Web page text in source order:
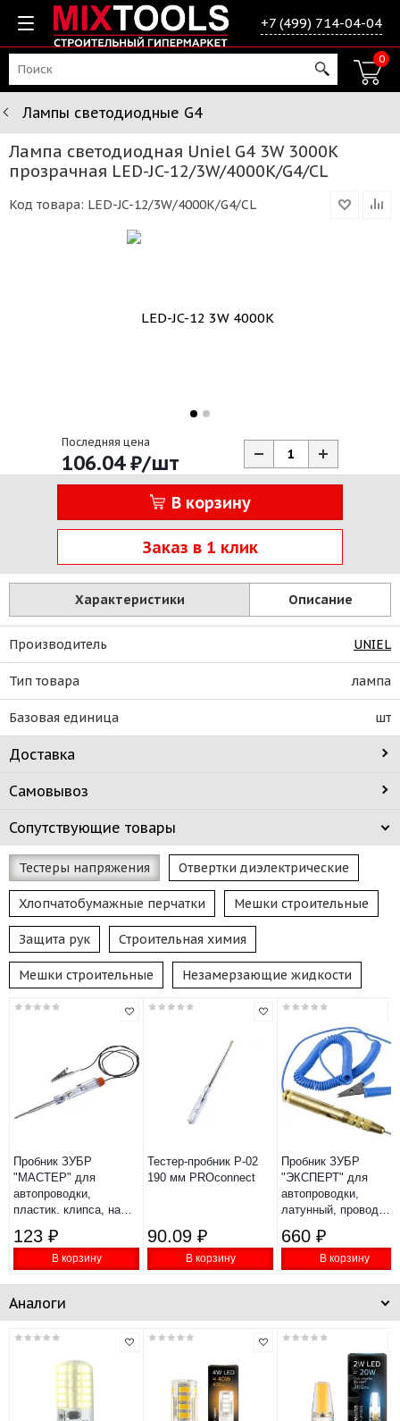
+7 (499) 714-04-04
0
Лампы светодиодные G4
Лампа светодиодная Uniel G4 3W 3000K
прозрачная LED-JC-12/3W/4000K/G4/CL
Код товара: LED-JC-12/3W/4000K/G4/CL
Последняя цена
106.04₽/шт
В корзину
Заказ в 1 клик
Характеристики Описание
Производитель UNIEL
Тип товара лампа
Базовая единица шт
Доставка
Самовывоз
Сопутствующие товары
Тестеры напряжения Отвертки диэлектрические
Хлопчатобумажные перчатки Мешки строительные
Защита рук Строительная химия
Мешки строительные Незамерзающие жидкости
Пробник ЗУБР
"МАСТЕР" для
автопроводки,
пластик. клипса, на
86см, 6-24В, 140мм
123 ₽
В корзину
Тестер-пробник P-02
190 мм PROconnect
90.09 ₽
В корзину
Пробник ЗУБР
"ЭКСПЕРТ" для
автопроводки,
латунный, провод
660 ₽
В корзину
Аналоги